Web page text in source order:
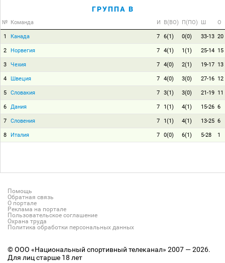
ГРУППА B
№ Команда И В(ВО) П(ПО) Ш О
1 Канада 7 6(1) 0(0) 33-13 20
2 Норвегия 7 4(1) 1(1) 25-14 15
3 Чехия 7 4(0) 2(1) 19-17 13
4 Швеция 7 4(0) 3(0) 27-16 12
5 Словакия 7 3(1) 3(0) 21-19 11
6 Дания 7 1(1) 4(1) 15-26 6
7 Словения 7 1(1) 4(1) 13-25 6
8 Италия 7 0(0) 6(1) 5-28 1
Помощь
Обратная связь
О портале
Реклама на портале
Пользовательское соглашение
Охрана труда
Политика обработки персональных данных
© ООО «Национальный спортивный телеканал» 2007 — 2026.
Для лиц старше 18 лет